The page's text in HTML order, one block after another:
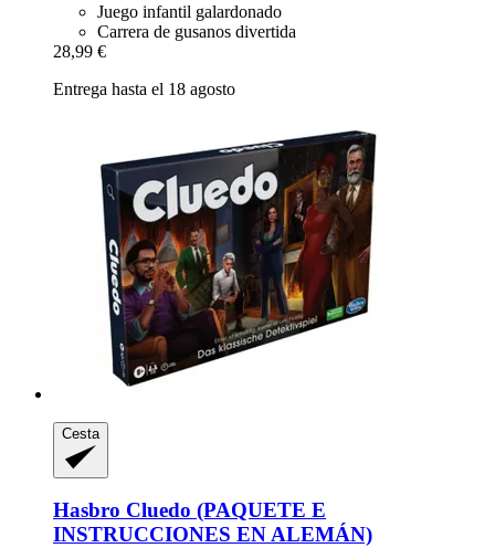
Juego infantil galardonado
Carrera de gusanos divertida
28,99 €
Entrega hasta el 18 agosto
Cesta
Hasbro Cluedo (PAQUETE E
INSTRUCCIONES EN ALEMÁN)